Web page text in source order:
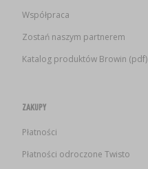
Współpraca
Zostań naszym partnerem
Katalog produktów Browin (pdf)
ZAKUPY
Płatności
Płatności odroczone Twisto